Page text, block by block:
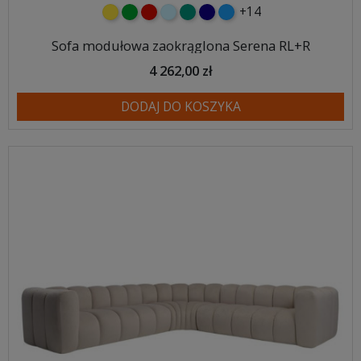
żółtyzielonyczerwony
błękitnyturkusowy
granatowy
niebieski
+14
Sofa modułowa zaokrąglona Serena RL+R
4 262,00 zł
DODAJ DO KOSZYKA